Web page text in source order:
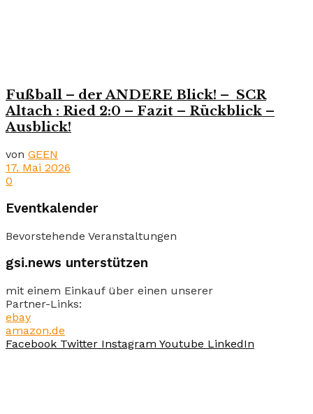
Fußball – der ANDERE Blick! – SCR
Altach : Ried 2:0 – Fazit – Rückblick –
Ausblick!
von GEEN
17. Mai 2026
0
Eventkalender
Bevorstehende Veranstaltungen
gsi.news unterstützen
mit einem Einkauf über einen unserer
Partner-Links:
ebay
amazon.de
Facebook Twitter Instagram Youtube LinkedIn